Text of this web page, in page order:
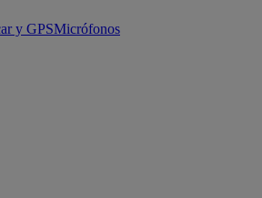
y GPSMicrófonos